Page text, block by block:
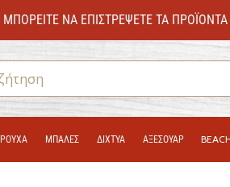
ΜΠΟΡΕΊΤΕ ΝΑ ΕΠΙΣΤΡΈΨΕΤΕ ΤΑ
ΡΟΎΧΑ ΜΠΑΛΕΣ ΔΊΧΤΥΑ ΑΞΕΣΟΥΑΡ